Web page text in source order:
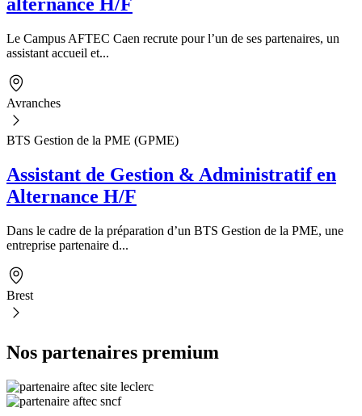
alternance H/F
Le Campus AFTEC Caen recrute pour l’un de ses partenaires, un
assistant accueil et...
Avranches
BTS Gestion de la PME (GPME)
Assistant de Gestion & Administratif en
Alternance H/F
Dans le cadre de la préparation d’un BTS Gestion de la PME, une
entreprise partenaire d...
Brest
Nos partenaires premium